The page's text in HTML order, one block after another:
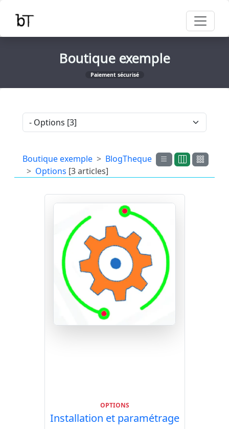
Boutique exemple
Paiement sécurisé
Boutique exemple
BlogTheque
Options [3 articles]
OPTIONS
Installation et paramétrage